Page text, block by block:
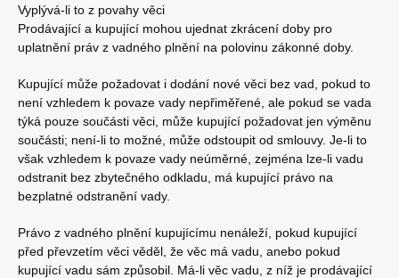
Vyplývá-li to z povahy věci
Prodávající a kupující mohou ujednat zkrácení doby pro
uplatnění práv z vadného plnění na polovinu zákonné doby.
Kupující může požadovat i dodání nové věci bez vad, pokud to
není vzhledem k povaze vady nepřiměřené, ale pokud se vada
týká pouze součásti věci, může kupující požadovat jen výměnu
součásti; není-li to možné, může odstoupit od smlouvy. Je-li to
však vzhledem k povaze vady neúměrné, zejména lze-li vadu
odstranit bez zbytečného odkladu, má kupující právo na
bezplatné odstranění vady.
Právo z vadného plnění kupujícímu nenáleží, pokud kupující
před převzetím věci věděl, že věc má vadu, anebo pokud
kupující vadu sám způsobil. Má-li věc vadu, z níž je prodávající